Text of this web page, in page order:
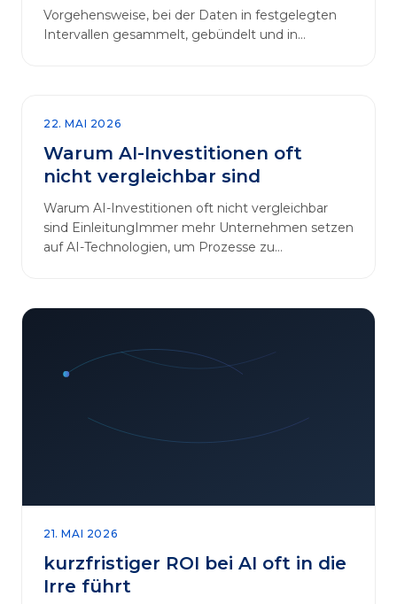
Vorgehensweise, bei der Daten in festgelegten
Intervallen gesammelt, gebündelt und in
22. MAI 2026
Warum AI-Investitionen oft
nicht vergleichbar sind
Warum AI-Investitionen oft nicht vergleichbar
sind EinleitungImmer mehr Unternehmen setzen
auf AI-Technologien, um Prozesse zu
verschaffen. In diesem Artikel betrachten wir die
Projekte oft irreführend ist. Außerdem zeigen wir,
21. MAI 2026
kurzfristiger ROI bei AI oft in die
Irre führt